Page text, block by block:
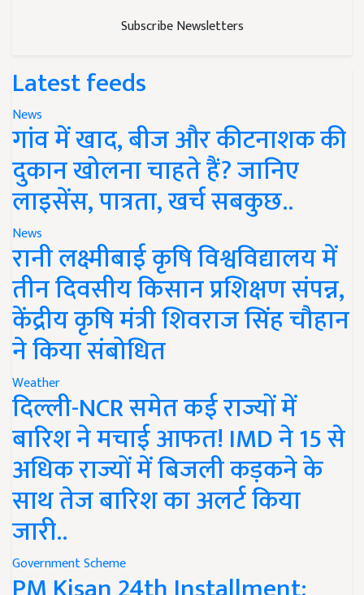
Subscribe Newsletters
Latest feeds
News
गांव में खाद, बीज और कीटनाशक की
दुकान खोलना चाहते हैं? जानिए
लाइसेंस, पात्रता, खर्च सबकुछ..
News
रानी लक्ष्मीबाई कृषि विश्वविद्यालय में
तीन दिवसीय किसान प्रशिक्षण संपन्न,
केंद्रीय कृषि मंत्री शिवराज सिंह चौहान
ने किया संबोधित
Weather
दिल्ली-NCR समेत कई राज्यों में
बारिश ने मचाई आफत! IMD ने 15 से
अधिक राज्यों में बिजली कड़कने के
साथ तेज बारिश का अलर्ट किया
जारी..
Government Scheme